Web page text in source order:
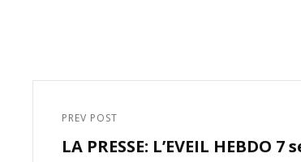
l’article
Previous
Post
PREV POST
LA PRESSE: L’EVEIL HEBDO